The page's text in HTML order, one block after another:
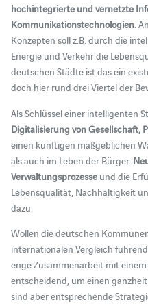
hochintegrierte und vernetzte
Kommunikationstechnologien.
Konzepten soll z.B. durch die
Energie und Verkehr die
deutschen Städte ist das ein
doch hier rund drei Viertel der
Als Schlüssel einer intelligenten
Digitalisierung von Gesellschaft,
einen künftigen maßgeblichen
als auch im Leben der Bürger.
Verwaltungsprozesseund die
Lebensqualität, Nachhaltigkeit
dazu.
Wollen die deutschen
internationalen Vergleich
enge Zusammenarbeit mit
entscheidend, um einen
sind aber entsprechende